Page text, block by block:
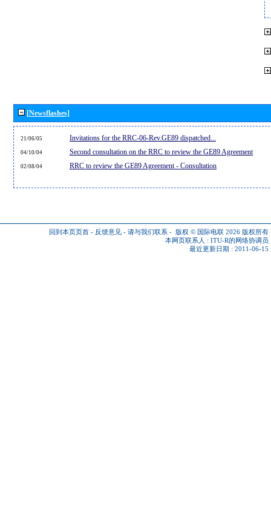
[Newsflashes]
21/06/05 Invitations for the RRC-06-Rev.GE89 dispatched...
04/10/04 Second consultation on the RRC to review the GE89 Agreement
02/08/04 RRC to review the GE89 Agreement - Consultation
回到本页页首 - 反馈意见 - 请与我们联系 - 版权 © 国际电联 2026 版权所有
本网页联系人 : ITU-R的网络协调员
最近更新日期 : 2011-06-15